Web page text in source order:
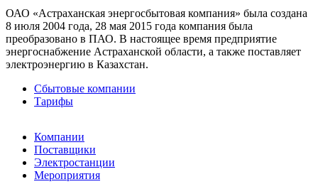
ОАО «Астраханская энергосбытовая компания» была создана
8 июля 2004 года, 28 мая 2015 года компания была
преобразовано в ПАО. В настоящее время предприятие
энергоснабжение Астраханской области, а также поставляет
электроэнергию в Казахстан.
Сбытовые компании
Тарифы
Компании
Поставщики
Электростанции
Мероприятия